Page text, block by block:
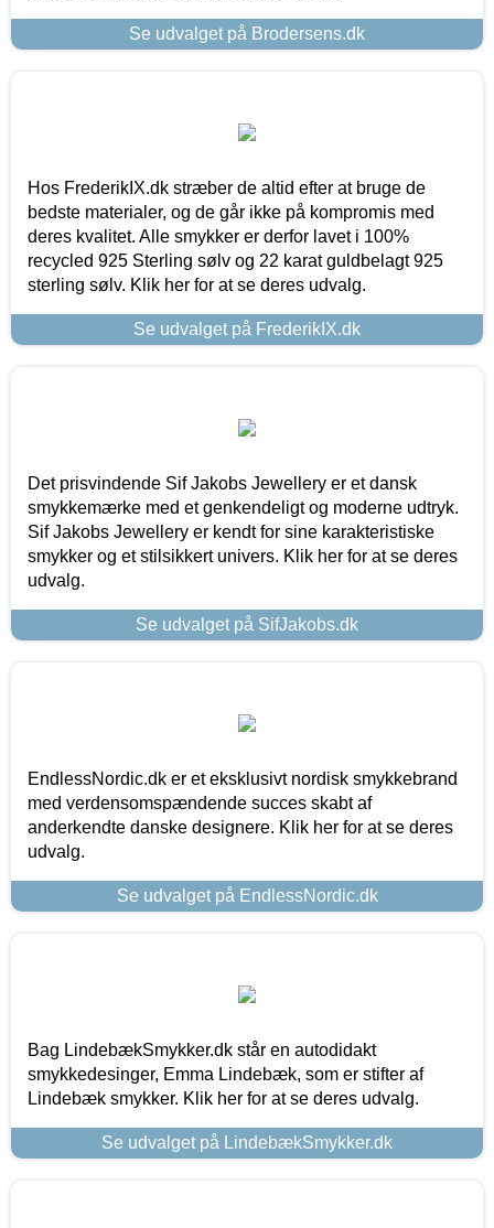
Se udvalget på Brodersens.dk
Hos FrederikIX.dk stræber de altid efter at bruge de
bedste materialer, og de går ikke på kompromis med
deres kvalitet. Alle smykker er derfor lavet i 100%
recycled 925 Sterling sølv og 22 karat guldbelagt 925
sterling sølv. Klik her for at se deres udvalg.
Se udvalget på FrederikIX.dk
Det prisvindende Sif Jakobs Jewellery er et dansk
smykkemærke med et genkendeligt og moderne udtryk.
Sif Jakobs Jewellery er kendt for sine karakteristiske
smykker og et stilsikkert univers. Klik her for at se deres
udvalg.
Se udvalget på SifJakobs.dk
EndlessNordic.dk er et eksklusivt nordisk smykkebrand
med verdensomspændende succes skabt af
anderkendte danske designere. Klik her for at se deres
udvalg.
Se udvalget på EndlessNordic.dk
Bag LindebækSmykker.dk står en autodidakt
smykkedesinger, Emma Lindebæk, som er stifter af
Lindebæk smykker. Klik her for at se deres udvalg.
Se udvalget på LindebækSmykker.dk